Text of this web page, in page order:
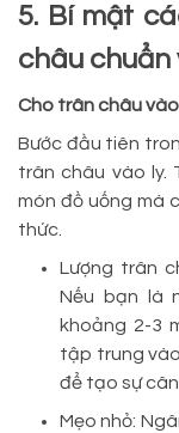
5. Bí mật
châu chuẩn
Cho trân châu
Bước đầu tiên
trân châu vào ly.
món đồ uống mà
thức.
Lượng trân
Nếu bạn là
khoảng 2-3
tập trung
để tạo sự
Mẹo nhỏ: